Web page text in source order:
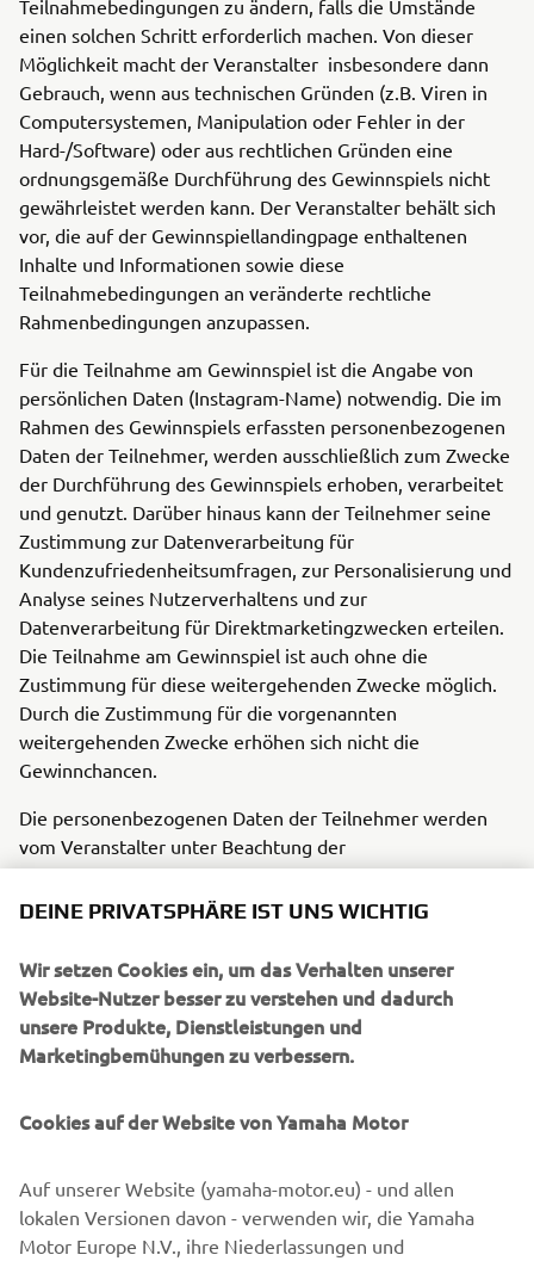
Teilnahmebedingungen zu ändern, falls die Umstände
einen solchen Schritt erforderlich machen. Von dieser
Möglichkeit macht der Veranstalter insbesondere dann
Gebrauch, wenn aus technischen Gründen (z.B. Viren in
Computersystemen, Manipulation oder Fehler in der
Hard-/Software) oder aus rechtlichen Gründen eine
ordnungsgemäße Durchführung des Gewinnspiels nicht
gewährleistet werden kann. Der Veranstalter behält sich
vor, die auf der Gewinnspiellandingpage enthaltenen
Inhalte und Informationen sowie diese
Teilnahmebedingungen an veränderte rechtliche
Rahmenbedingungen anzupassen.
Für die Teilnahme am Gewinnspiel ist die Angabe von
persönlichen Daten (Instagram-Name) notwendig. Die im
Rahmen des Gewinnspiels erfassten personenbezogenen
Daten der Teilnehmer, werden ausschließlich zum Zwecke
der Durchführung des Gewinnspiels erhoben, verarbeitet
und genutzt. Darüber hinaus kann der Teilnehmer seine
Zustimmung zur Datenverarbeitung für
Kundenzufriedenheitsumfragen, zur Personalisierung und
Analyse seines Nutzerverhaltens und zur
Datenverarbeitung für Direktmarketingzwecken erteilen.
Die Teilnahme am Gewinnspiel ist auch ohne die
Zustimmung für diese weitergehenden Zwecke möglich.
Durch die Zustimmung für die vorgenannten
weitergehenden Zwecke erhöhen sich nicht die
Gewinnchancen.
Die personenbezogenen Daten der Teilnehmer werden
vom Veranstalter unter Beachtung der
datenschutzrechtlichen Bestimmungen genutzt und
erhoben. Der Teilnehmer kann diese Zustimmung
Übrigen verweisen wir auf unsere Datenschutzhinweise
unter
https://www.yamaha-motor.eu/de/de/privacy-policy/
Instagram und wird in keiner Weise von Meta oder
Das Gewinnspiel des Veranstalters unterliegt
ausschließlich dem Recht der Bundesrepublik
Deutschland. Der Rechtsweg ist ausgeschlossen.
DEINE PRIVATSPHÄRE IST UNS WICHTIG
Wir setzen Cookies ein, um das Verhalten unserer
Website-Nutzer besser zu verstehen und dadurch
unsere Produkte, Dienstleistungen und
Marketingbemühungen zu verbessern.
Cookies auf der Website von Yamaha Motor
Auf unserer Website (yamaha-motor.eu) - und allen
lokalen Versionen davon - verwenden wir, die Yamaha
Motor Europe N.V., ihre Niederlassungen und